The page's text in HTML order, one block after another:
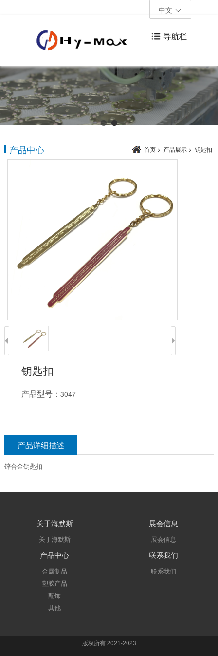
中文
导航栏
产品中心 首页 > 产品展示 > 钥匙扣
钥匙扣
产品型号：3047
产品详细描述
锌合金钥匙扣
关于海默斯
关于海默斯
展会信息
展会信息
产品中心
金属制品
塑胶产品
配饰
其他
联系我们
联系我们
版权所有 2021-2023